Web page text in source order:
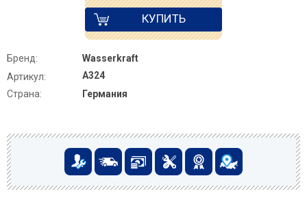
КУПИТЬ
Бренд:
Wasserkraft
Артикул:
A324
Страна:
Германия